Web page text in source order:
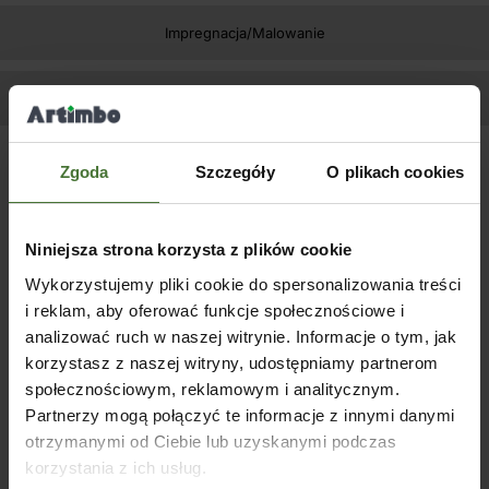
Zgoda Szczegóły O plikach cookies
Niniejsza strona korzysta z plików cookie
Wykorzystujemy pliki cookie do spersonalizowania treści
i reklam, aby oferować funkcje społecznościowe i
analizować ruch w naszej witrynie. Informacje o tym, jak
korzystasz z naszej witryny, udostępniamy partnerom
społecznościowym, reklamowym i analitycznym.
Partnerzy mogą połączyć te informacje z innymi danymi
otrzymanymi od Ciebie lub uzyskanymi podczas
korzystania z ich usług.
Impregnacja/Malowanie
Podobne produkty
Zestaw deska dachowa do
ZTP 750×350
SKU:80430D
Zestaw deska dachowa do
ZTP 700×300